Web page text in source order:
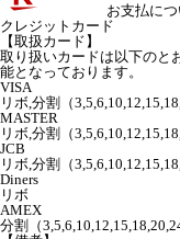
お支払に
クレジットカード
【取扱カード】
取り扱いカードは以下のと
能となっております。
VISA
リボ,分割（
MASTER
リボ,分割（
JCB
リボ,分割（
Diners
リボ
AMEX
分割（